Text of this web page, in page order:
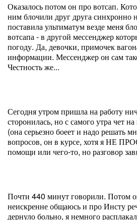
Оказалось потом он про вотсап.
ним блочили друг друга синхронно
поставила ультиматум везде меня
вотсапа - в другой мессенджер
погоду. Да, девочки, примочек
информации. Мессенджер он сам
Честность же...
Сегодня утром пришла на работу
сторонилась, но с самого утра чет
(она серьезно боеет и надо решать
вопросов, он в курсе, хотя я НЕ
помощи или чего-то, но разговор
Почти 440 минут говорили. Потом
неискренне общаюсь и про Инсту
дернуло больно, я немного